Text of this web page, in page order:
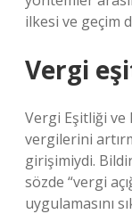
ilkesi ve geçim
Vergi
Vergi Eşitliği ve
vergilerini
girişimiydi.
sözde “vergi
uygulamasını